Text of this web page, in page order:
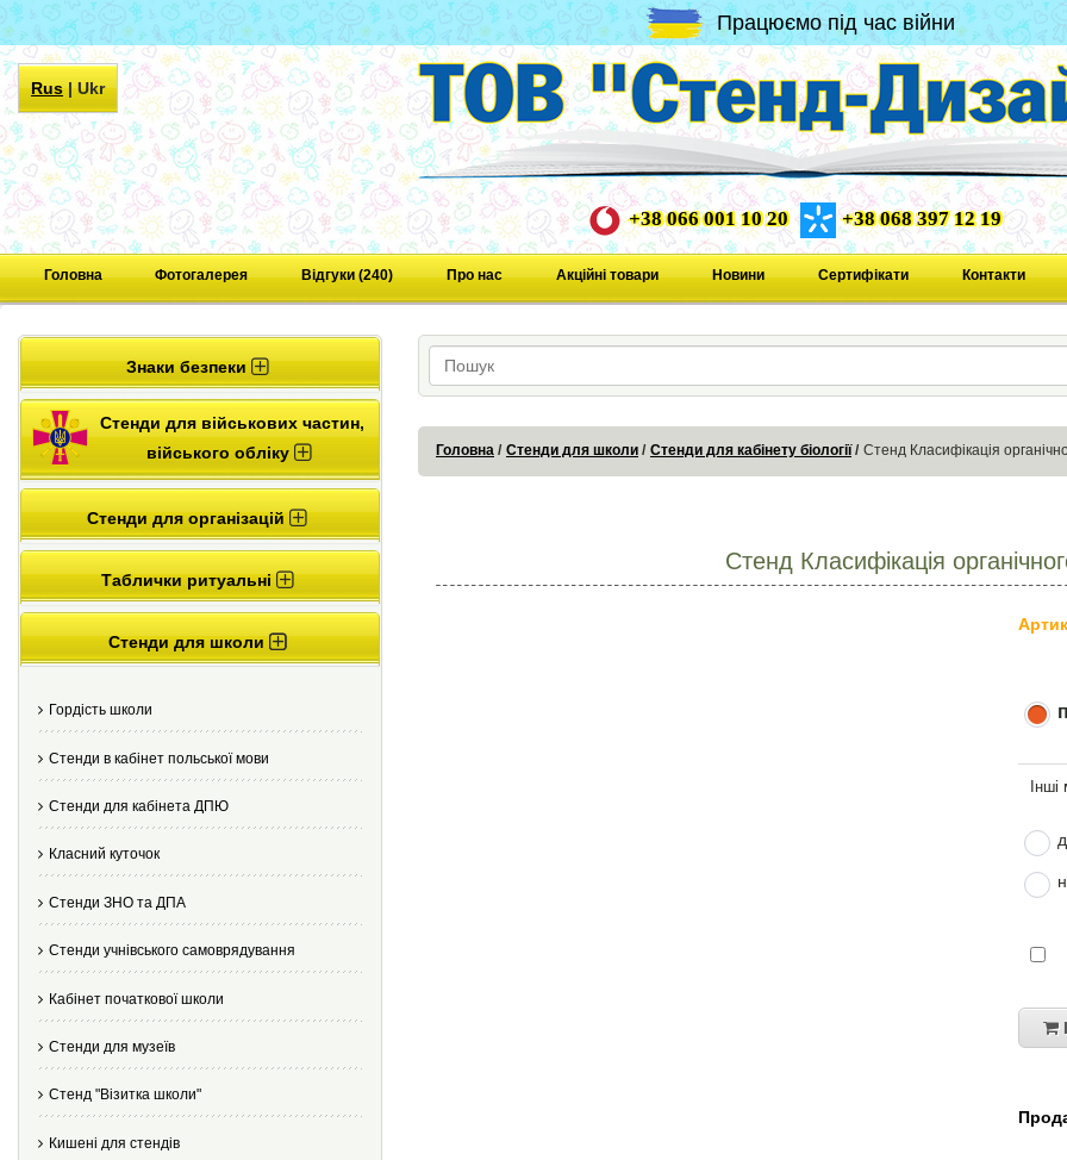
Працюємо під час війни
Rus|Ukr
+38 066 001 10 20 +38 068 397 12 19
Головна Фотогалерея Відгуки (240) Про нас Акційні товари Новини Сертифікати Контакти
Знаки безпеки
Стенди для військових частин,
війського обліку
Стенди для організацій
Таблички ритуальні
Стенди для школи
Гордість школи
Стенди в кабінет польської мови
Стенди для кабінета ДПЮ
Класний куточок
Стенди ЗНО та ДПА
Стенди учнівського самоврядування
Кабінет початкової школи
Стенди для музеїв
Стенд "Візитка школи"
Кишені для стендів
Головна Стенди для школи Стенди для кабінету біології Стенд Класифікація
Стенд Класифікація